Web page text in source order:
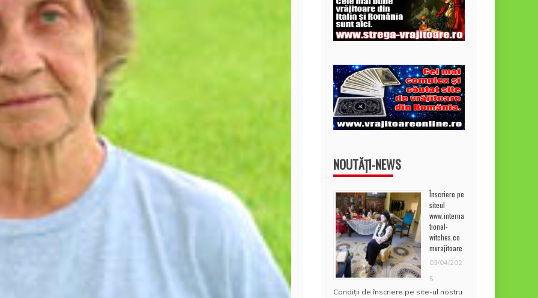
NOUTĂȚI-NEWS
Înscriere pe
siteul
www.interna
tional-
witches.co
mvrajitoare
03/04/202
5
Condiţii de înscriere pe site-ul nostru